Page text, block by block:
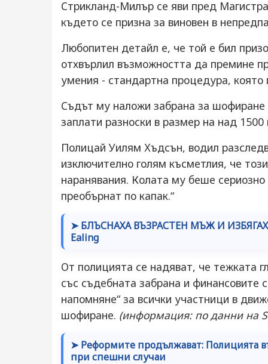
Стрикланд-Милър се яви пред
където се призна за виновен в
Любопитен детайл е, че той е бил
отхвърлил възможността да премине
умения - стандартна процедура, която
Съдът му наложи забрана за
заплати разноски в размер на над 1500
Полицай Уилям Хъдсън, водил
изключително голям късметлия, че
наранявания. Колата му беше
преобърнат по капак.“
➤ БЛЪСНАХА ВЪЗРАСТЕН МЪЖ И
Ealing
От полицията се надяват, че тежката
със съдебната забрана и
напомняне“ за всички участници в
шофиране. (информация: по данни на
➤ Реформите продължават: Полицията
при спешни случаи